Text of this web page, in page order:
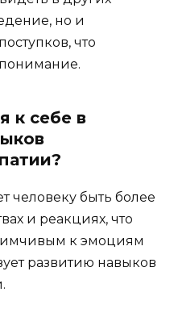
но и
что
понимание.
к себе в
человеку быть более
и реакциях, что
к эмоциям
развитию навыков